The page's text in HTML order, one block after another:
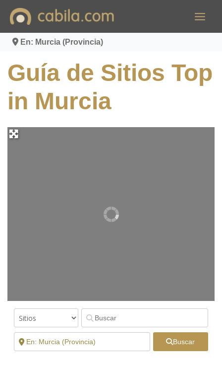
contenido
En: Murcia (Provincia)
Guía de Sitios Top
in Murcia
Buscar